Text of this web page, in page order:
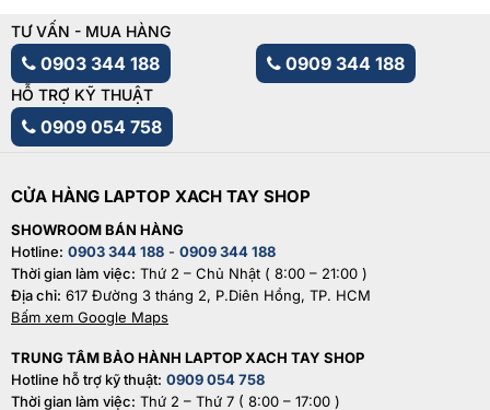
TƯ VẤN - MUA HÀNG
0903 344 188 0909 344 188
HỖ TRỢ KỸ THUẬT
0909 054 758
CỬA HÀNG LAPTOP XACH TAY SHOP
SHOWROOM BÁN HÀNG
Hotline: 0903 344 188 - 0909 344 188
Thời gian làm việc: Thứ 2 – Chủ Nhật ( 8:00 – 21:00 )
Địa chỉ: 617 Đường 3 tháng 2, P.Diên Hồng, TP. HCM
Bấm xem Google Maps
TRUNG TÂM BẢO HÀNH LAPTOP XACH TAY SHOP
Hotline hỗ trợ kỹ thuật: 0909 054 758
Thời gian làm việc: Thứ 2 – Thứ 7 ( 8:00 – 17:00 )